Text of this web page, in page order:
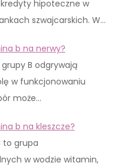
kredyty hipoteczne w
szwajcarskich. W…
b na nerwy?
B odgrywają
w funkcjonowaniu
może…
b na kleszcze?
to grupa
w wodzie witamin,